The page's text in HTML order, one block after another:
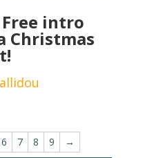
intro
Christmas
6 7 8 9 →